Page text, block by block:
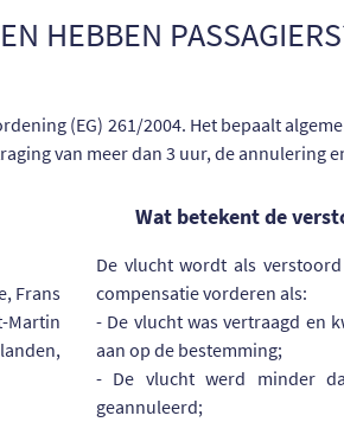
HEBBEN
(EG) 261/2004. Het bepaalt
van meer dan 3 uur, de annulering
Frans
Wat betekent de
De vlucht wordt als
compensatie vorderen als:
- De vlucht was vertraagd en
aan op de bestemming;
- De vlucht werd minder
geannuleerd;